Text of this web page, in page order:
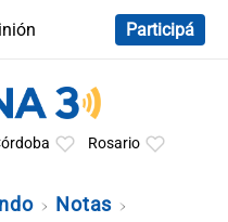
Participá
Rosario
Notas